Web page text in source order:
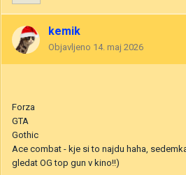
kemik
Objavljeno 14. maj 2026
Forza
GTA
Gothic
Ace combat - kje si to najdu haha,
gledat OG top gun v kino!!)